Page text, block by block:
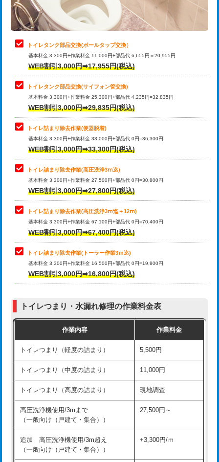
トイレタンク部品交換(ボールタップ交換）
基本料金 3,300円+作業料金 11,000円+部品代 6,655円＝20,955円
WEB割引3,000円➡17,955円(税込)
トイレタンク部品交換(サイフォン管交換)
基本料金 3,300円+作業料金 25,300円+部品代 4,235円=32,835円
WEB割引3,000円➡29,835円(税込)
トイレ詰まり除去作業(便器脱着)
基本料金 3,300円+作業料金 33,000円+部品代 0円=36,300円
WEB割引3,000円➡33,300円(税込)
トイレ詰まり除去作業(高圧洗浄3ⅿ迄)
基本料金 3,300円+作業料金 27,500円+部品代 0円=30,800円
WEB割引3,000円➡27,800円(税込)
トイレ詰まり除去作業(高圧洗浄3ⅿ迄＋12ⅿ)
基本料金 3,300円+作業料金 67,100円+部品代 0円=70,400円
WEB割引3,000円➡67,400円(税込)
トイレ詰まり除去作業(トーラー作業3ｍ迄)
基本料金 3,300円+作業料金 16,500円+部品代 0円=19,800円
WEB割引3,000円➡16,800円(税込)
トイレつまり・水漏れ修理の作業料金表
作業内容 作業料金
トイレつまり（軽度の詰まり） 5,500円
トイレつまり（中度の詰まり） 11,000円
トイレつまり（高度の詰まり） 現地調査
高圧洗浄機使用/3mまで
（一般向け（戸建て・集合））
27,500円～
追加 高圧洗浄機使用/3m超え
（一般向け（戸建て・集合））
+3,300円/ｍ